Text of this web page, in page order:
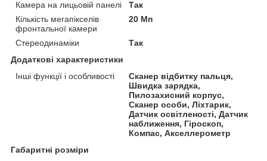
Камера на лицьовій панелі
Так
Кількість мегапікселів
фронтальної камери
20 Мп
Стереодинаміки
Так
Додаткові характеристики
Інші функції і особливості
Сканер відбитку пальця,
Швидка зарядка,
Пилозахисний корпус,
Сканер особи, Ліхтарик,
Датчик освітленості, Датчик
наближення, Гіроскоп,
Компас, Акселлерометр
Габаритні розміри